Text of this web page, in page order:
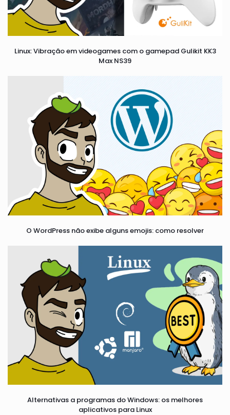
Linux: Vibração em videogames com o gamepad Gulikit KK3
Max NS39
O WordPress não exibe alguns emojis: como resolver
Alternativas a programas do Windows: os melhores
aplicativos para Linux